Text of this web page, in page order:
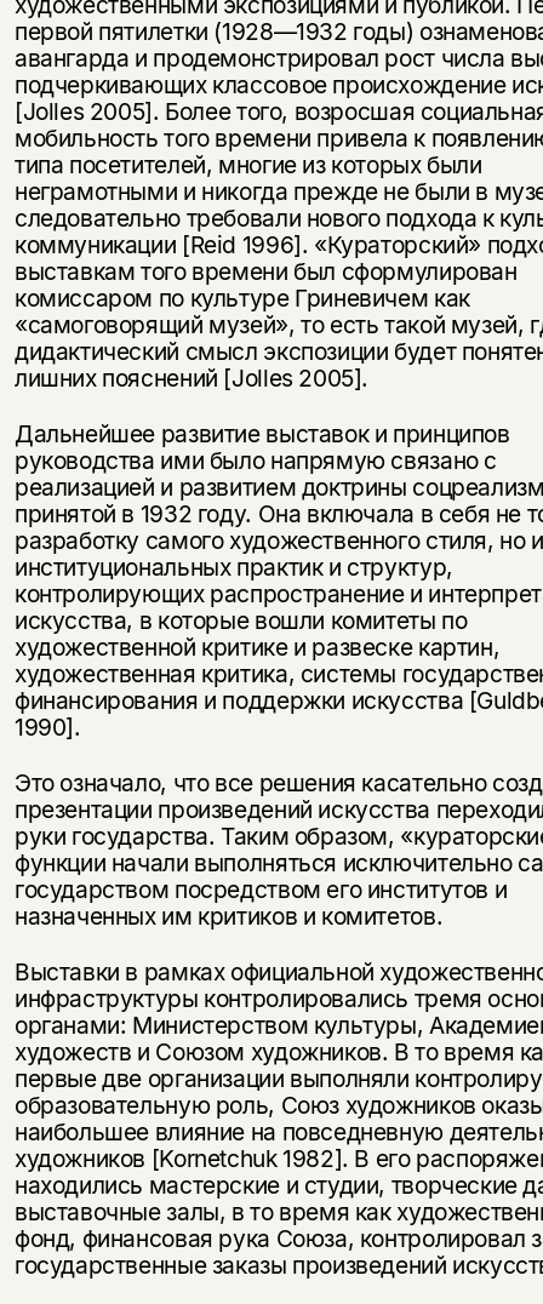
первой пятилетки (1928—1932 годы)
авангарда и продемонстрировал рост числа
подчеркивающих классовое происхождение
[Jolles 2005]. Более того, возросшая
мобильность того времени привела к
типа посетителей, многие из которых были
неграмотными и никогда прежде не были в
следовательно требовали нового подхода к
коммуникации [Reid 1996]. «Кураторский»
выставкам того времени был сформулирован
комиссаром по культуре Гриневичем как
«самоговорящий музей», то есть такой музей,
дидактический смысл экспозиции будет
лишних пояснений [Jolles 2005].
Дальнейшее развитие выставок и принципов
руководства ими было напрямую связано с
реализацией и развитием доктрины
принятой в 1932 году. Она включала в себя не
разработку самого художественного стиля, но
институциональных практик и структур,
контролирующих распространение и
искусства, в которые вошли комитеты по
художественной критике и развеске картин,
художественная критика, системы
финансирования и поддержки искусства
1990].
Это означало, что все решения касательно
презентации произведений искусства
руки государства. Таким образом,
функции начали выполняться исключительно
государством посредством его институтов и
назначенных им критиков и комитетов.
Выставки в рамках официальной
инфраструктуры контролировались тремя
органами: Министерством культуры,
художеств и Союзом художников. В то время
первые две организации выполняли
образовательную роль, Союз художников
наибольшее влияние на повседневную
художников [Kornetchuk 1982]. В его
находились мастерские и студии, творческие
выставочные залы, в то время как
фонд, финансовая рука Союза, контролировал
государственные заказы произведений